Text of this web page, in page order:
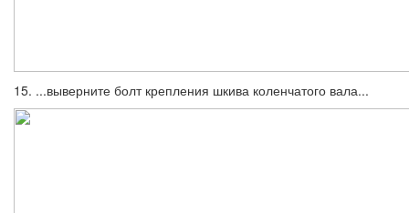
15. ...выверните болт крепления шкива коленчатого вала...